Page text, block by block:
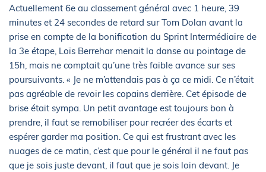
Actuellement 6e au classement général avec 1 heure, 39
minutes et 24 secondes de retard sur Tom Dolan avant la
prise en compte de la bonification du Sprint Intermédiaire de
la 3e étape, Loïs Berrehar menait la danse au pointage de
15h, mais ne comptait qu’une très faible avance sur ses
poursuivants. « Je ne m’attendais pas à ça ce midi. Ce n’était
pas agréable de revoir les copains derrière. Cet épisode de
brise était sympa. Un petit avantage est toujours bon à
prendre, il faut se remobiliser pour recréer des écarts et
espérer garder ma position. Ce qui est frustrant avec les
nuages de ce matin, c’est que pour le général il ne faut pas
que je sois juste devant, il faut que je sois loin devant. Je